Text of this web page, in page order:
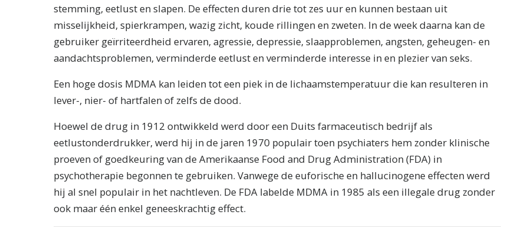
stemming, eetlust en slapen. De effecten duren drie tot zes uur en kunnen bestaan uit
misselijkheid, spierkrampen, wazig zicht, koude rillingen en zweten. In de week daarna kan de
gebruiker geïrriteerdheid ervaren, agressie, depressie, slaapproblemen, angsten, geheugen- en
aandachtsproblemen, verminderde eetlust en verminderde interesse in en plezier van seks.
Een hoge dosis MDMA kan leiden tot een piek in de lichaamstemperatuur die kan resulteren in
lever-, nier- of hartfalen of zelfs de dood.
Hoewel de drug in 1912 ontwikkeld werd door een Duits farmaceutisch bedrijf als
eetlustonderdrukker, werd hij in de jaren 1970 populair toen psychiaters hem zonder klinische
proeven of goedkeuring van de Amerikaanse Food and Drug Administration (FDA) in
psychotherapie begonnen te gebruiken. Vanwege de euforische en hallucinogene effecten werd
hij al snel populair in het nachtleven. De FDA labelde MDMA in 1985 als een illegale drug zonder
ook maar één enkel geneeskrachtig effect.